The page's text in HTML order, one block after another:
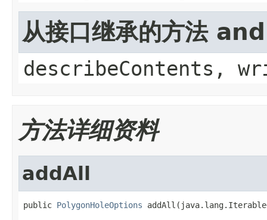
从接口继承的方法
describeContents,
方法详细资料
addAll
public PolygonHoleOptions